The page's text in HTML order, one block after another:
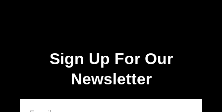
Sign Up For Our
Newsletter